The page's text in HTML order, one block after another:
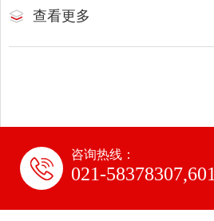
查看更多
咨询热线：
021-58378307,601